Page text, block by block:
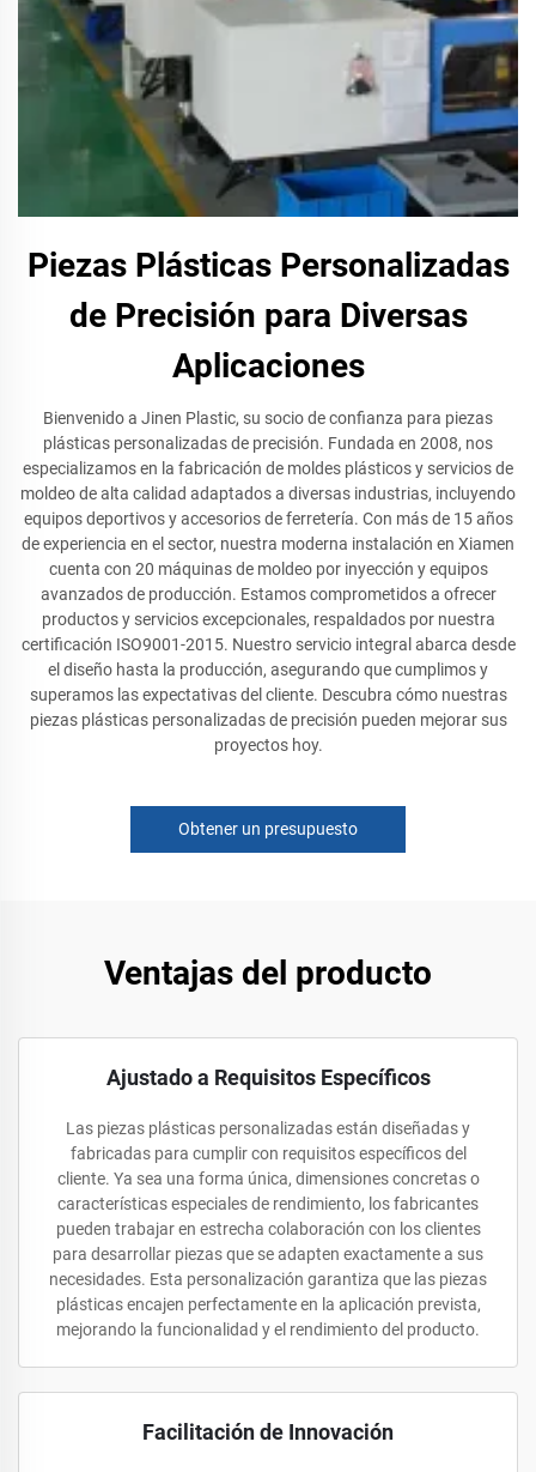
Piezas Plásticas Personalizadas
de Precisión para Diversas
Aplicaciones
Bienvenido a Jinen Plastic, su socio de confianza para piezas
plásticas personalizadas de precisión. Fundada en 2008, nos
especializamos en la fabricación de moldes plásticos y servicios de
moldeo de alta calidad adaptados a diversas industrias, incluyendo
equipos deportivos y accesorios de ferretería. Con más de 15 años
de experiencia en el sector, nuestra moderna instalación en Xiamen
cuenta con 20 máquinas de moldeo por inyección y equipos
avanzados de producción. Estamos comprometidos a ofrecer
productos y servicios excepcionales, respaldados por nuestra
certificación ISO9001-2015. Nuestro servicio integral abarca desde
el diseño hasta la producción, asegurando que cumplimos y
superamos las expectativas del cliente. Descubra cómo nuestras
piezas plásticas personalizadas de precisión pueden mejorar sus
proyectos hoy.
Obtener un presupuesto
Ventajas del producto
Ajustado a Requisitos Específicos
Las piezas plásticas personalizadas están diseñadas y
fabricadas para cumplir con requisitos específicos del
cliente. Ya sea una forma única, dimensiones concretas o
características especiales de rendimiento, los fabricantes
pueden trabajar en estrecha colaboración con los clientes
para desarrollar piezas que se adapten exactamente a sus
necesidades. Esta personalización garantiza que las piezas
plásticas encajen perfectamente en la aplicación prevista,
mejorando la funcionalidad y el rendimiento del producto.
Facilitación de Innovación